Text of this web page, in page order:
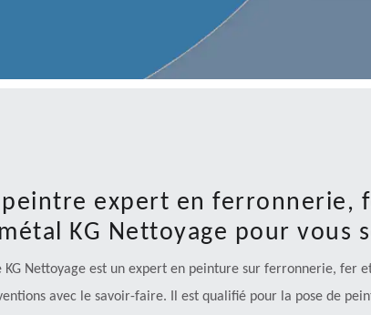
peintre expert en ferronnerie,
métal KG Nettoyage pour vous
KG Nettoyage est un expert en peinture sur ferronnerie, fer
avec le savoir-faire. Il est qualifié pour la pose de